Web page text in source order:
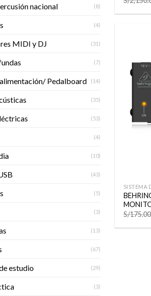
nacional (8)
(4)
MIDI y DJ (31)
(7)
Pedalboard (14)
(35)
(53)
(4)
(10)
(43)
(5)
(3)
(13)
(67)
estudio (29)
(3)
SISTEMA
S/175.00